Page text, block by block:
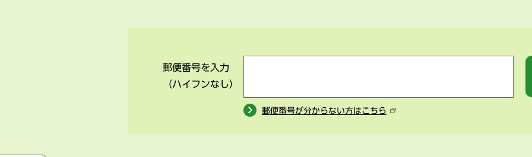
郵便番号を入力
（ハイフンなし）
郵便番号が分からない方はこちら